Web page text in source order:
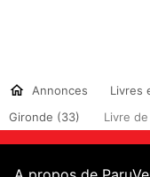
Annonces Livres
Gironde (33)
Livre